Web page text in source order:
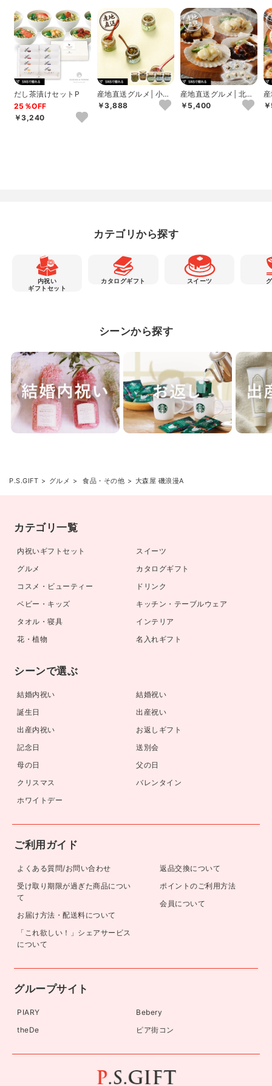
だし茶漬けセットP
25％OFF
￥3,240
産地直送グルメ│小川
の庄 農家の味自慢詰
合せ
￥3,888
産地直送グルメ│北海
道産帆立グラタン･デ
ミグラスチーズ焼...
￥5,400
カテゴリから探す
内祝い
ギフトセット
カタログギフト スイーツ
シーンから探す
P.S.GIFT グルメ 食品・その他 大森屋 磯浪漫A
カテゴリ一覧
内祝いギフトセット
スイーツ
グルメ
カタログギフト
コスメ・ビューティー
ドリンク
ベビー・キッズ
キッチン・テーブルウェア
タオル・寝具
インテリア
花・植物
名入れギフト
シーンで選ぶ
結婚内祝い
結婚祝い
誕生日
出産祝い
出産内祝い
お返しギフト
記念日
送別会
母の日
父の日
クリスマス
バレンタイン
ホワイトデー
ご利用ガイド
よくある質問/お問い合わせ
受け取り期限が過ぎた商品につい
て
お届け方法・配送料について
「これ欲しい！」シェアサービス
について
返品交換について
ポイントのご利用方法
会員について
グループサイト
PIARY
Bebery
theDe
ピア街コン